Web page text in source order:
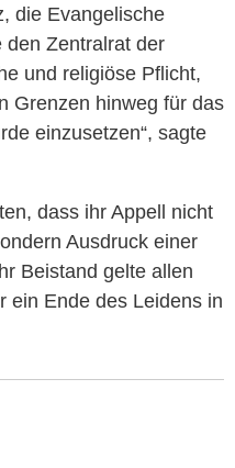
die Evangelische
den Zentralrat der
und religiöse Pflicht,
Grenzen hinweg für das
einzusetzen“, sagte
dass ihr Appell nicht
Ausdruck einer
Beistand gelte allen
ein Ende des Leidens in